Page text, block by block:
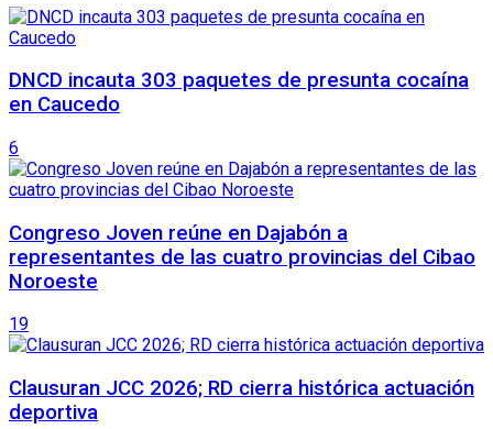
DNCD incauta 303 paquetes de presunta cocaína
en Caucedo
6
Congreso Joven reúne en Dajabón a
representantes de las cuatro provincias del Cibao
Noroeste
19
Clausuran JCC 2026; RD cierra histórica actuación
deportiva